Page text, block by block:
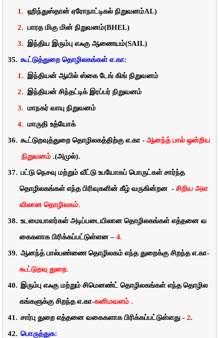
1. ஹிந்துஸ்தான் ஏரோநாட்டிகல் நிறுவனம்AL)
2. பாரத மிகு மின் நிறுவனம்(BHEL)
3. இந்திய இரும்பு எஃகு ஆணையம்(SAIL)
35. கூட்டுத்துறை தொழிலகங்கள் எ.கா:
1. இந்தியன் ஆயில் ஸ்கை டேங் கிங் நிறுவனம்
2. இந்தியன் சிந்தட்டிக் இரப்பர் நிறுவனம்
3. மாநகர் வாயு நிறுவனம்
4. மாருதி உத்யோக்
36. கூட்டுறவுத்துறை தொழிலகத்திற்கு எ.கா - ஆனந்த் பால் ஒன்றிய
நிறுவனம் .(அமுல்).
37. பட்டு நெசவு மற்றும் வீட்டு உபயோகப் பொருட்கள் சார்ந்த
தொழிலகங்கள் எந்த பிரிவுகளின் கீழ் வருகின்றன - சிறிய அள
விலான தொழிலகம்.
38. உடமையாளர்கள் அடிப்படையிலான தொழிலகங்கள் எத்தனை வ
கைகளாக பிரிக்கப்பட்டுள்ளன– 4.
39. ஆனந்த் பால்பண்ணை தொழிலகம் எந்த துறைக்கு சிறந்த எ.கா-
கூட்டுறவு துறை.
40. இரும்பு எஃகு மற்றும் சிமெனண்ட் தொழிலகங்கள் எந்த தொழில
கங்களுக்கு சிறந்த எ.கா-கனிமவளம் .
41. சார்பு துறை எத்தனை வகைகளாக பிரிக்கப்பட்டுள்ளது - 2.
42. பொருத்துக: